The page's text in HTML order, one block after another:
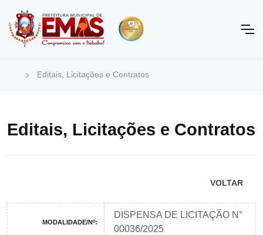
Editais, Licitações e Contratos
Editais, Licitações e Contratos
VOLTAR
MODALIDADE/Nº:
DISPENSA DE LICITAÇÃO N°
00036/2025